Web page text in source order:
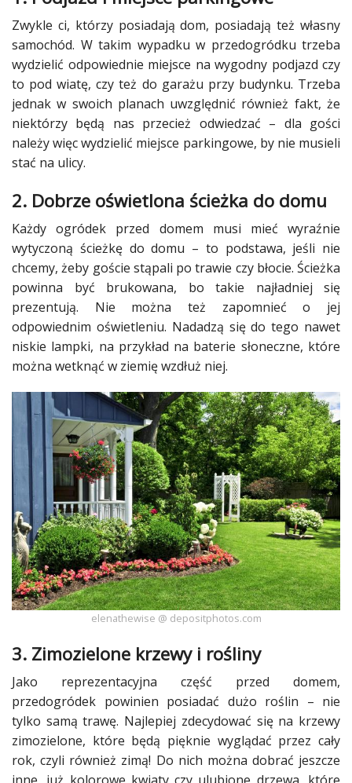
galerię
Dodaj
artykuł
Zwykle ci, którzy posiadają dom, posiadają też własny
samochód. W takim wypadku w przedogródku trzeba
wydzielić odpowiednie miejsce na wygodny podjazd czy
to pod wiatę, czy też do garażu przy budynku. Trzeba
jednak w swoich planach uwzględnić również fakt, że
niektórzy będą nas przecież odwiedzać – dla gości
należy więc wydzielić miejsce parkingowe, by nie musieli
stać na ulicy.
2. Dobrze oświetlona ścieżka do domu
Każdyogródek przed domem musi mieć wyraźnie
wytyczoną ścieżkę do domu – to podstawa, jeśli nie
chcemy, żeby goście stąpali potrawie czy błocie. Ścieżka
powinna być brukowana, bo takie najładniej się
prezentują. Nie można też zapomnieć o jej
odpowiednim oświetleniu. Nadadzą się do tego nawet
niskie lampki, na przykład na baterie słoneczne, które
można wetknąć w ziemię wzdłuż niej.
elenathewise @ depositphotos.com
3. Zimozielone krzewyi rośliny
Jako reprezentacyjna część przed domem,
przedogródek powinien posiadać dużo roślin – nie
tylko samątrawę. Najlepiej zdecydować się na krzewy
zimozielone, które będą pięknie wyglądać przez cały
rok, czyli również zimą! Do nich można dobrać jeszcze